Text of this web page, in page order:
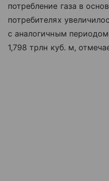
потребление газа в
потребителях
с аналогичным
1,798 трлн куб. м,